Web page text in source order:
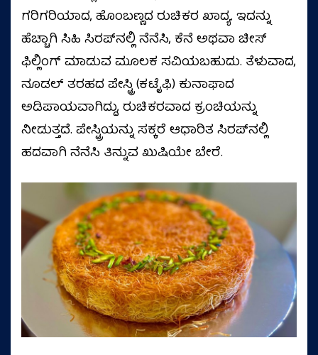
ಗರಿಗರಿಯಾದ, ಹೊಂಬಣ್ಣದ ರುಚಿಕರ ಖಾದ್ಯ. ಇದನ್ನು
ಹೆಚ್ಚಾಗಿ ಸಿಹಿ ಸಿರಪ್‌ನಲ್ಲಿ ನೆನೆಸಿ, ಕೆನೆ ಅಥವಾ ಚೀಸ್
ಫಿಲ್ಲಿಂಗ್‌ ಮಾಡುವ ಮೂಲಕ ಸವಿಯಬಹುದು. ತೆಳುವಾದ,
ನೂಡಲ್ ತರಹದ ಪೇಸ್ಟ್ರಿ (ಕಟೈಫಿ) ಕುನಾಫಾದ
ಅಡಿಪಾಯವಾಗಿದ್ದು, ರುಚಿಕರವಾದ ಕ್ರಂಚಿಯನ್ನು
ನೀಡುತ್ತದೆ. ಪೇಸ್ಟ್ರಿಯನ್ನು ಸಕ್ಕರೆ ಆಧಾರಿತ ಸಿರಪ್‌ನಲ್ಲಿ
ಹದವಾಗಿ ನೆನೆಸಿ ತಿನ್ನುವ ಖುಷಿಯೇ ಬೇರೆ.